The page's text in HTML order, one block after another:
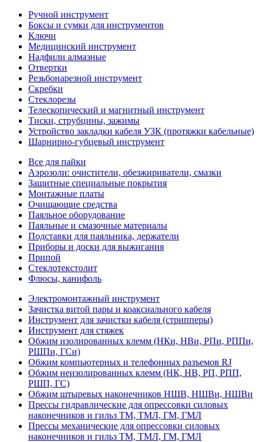
Ручной инструмент
Боксы и сумки для инструментов
Ключи
Медицинский инструмент
Надфили алмазные
Отвертки
Резьбонарезной инструмент
Скребки
Стеклорезы
Телескопический и магнитный инструмент
Тиски, струбцины, зажимы
Устройство закладки кабеля УЗК (протяжки кабельные)
Шарнирно-губцевый инструмент
Все для пайки
Аэрозоли: очистители, обезжириватели, смазки
Защитные специальные покрытия
Монтажные платы
Очищающие средства
Паяльное оборудование
Паяльные и смазочные материалы
Подставки для паяльника, держатели
Приборы и доски для выжигания
Припой
Стеклотекстолит
Флюсы, канифоль
Электромонтажный инструмент
Зачистка витой пары и коаксиального кабеля
Инструмент для зачистки кабеля (стрипперы)
Инструмент для стяжек
Обжим изолированных клемм (НКи, НВи, РПи, РППи,
РШПи, ГСи)
Обжим компьютерных и телефонных разъемов RJ
Обжим неизолированных клемм (НК, НВ, РП, РПП,
РШП, ГС)
Обжим штыревых наконечников НШВ, НШВи, НШВи
Прессы гидравлические для опрессовки силовых
наконечников и гильз ТМ, ТМЛ, ГМ, ГМЛ
Прессы механические для опрессовки силовых
наконечников и гильз ТМ, ТМЛ, ГМ, ГМЛ